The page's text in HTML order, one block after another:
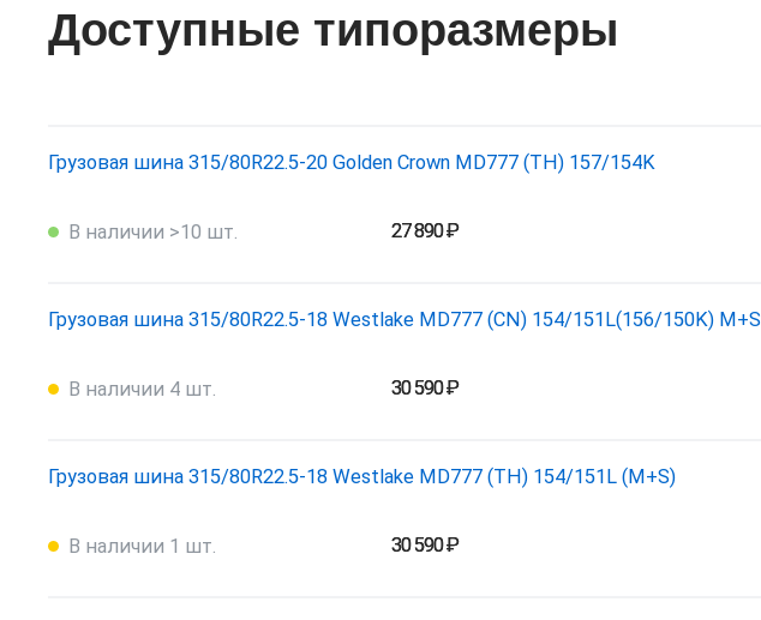
Доступные типоразмеры
Грузовая шина 315/80R22.5-20 Golden Crown MD777 (TH) 157/154K
В наличии >10 шт. 27 890 ₽
Грузовая шина 315/80R22.5-18 Westlake MD777 (CN) 154/151L(156/150K) M+S
В наличии 4 шт. 30 590 ₽
Грузовая шина 315/80R22.5-18 Westlake MD777 (TH) 154/151L (M+S)
В наличии 1 шт. 30 590 ₽